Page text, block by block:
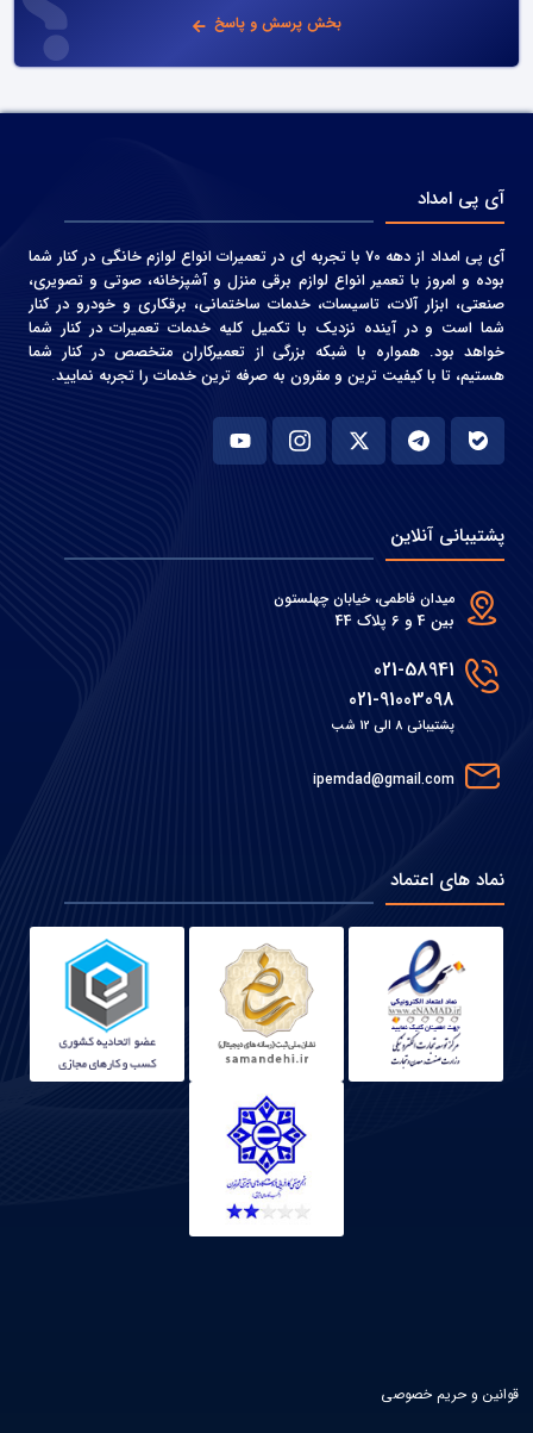
بخش پرسش و پاسخ
آی پی امداد
آی پی امداد از دهه 70 با تجربه ای در تعمیرات انواع لوازم خانگی در کنار شما
بوده و امروز با تعمیر انواع لوازم برقی منزل و آشپزخانه، صوتی و‌ تصویری،
صنعتی، ابزار آلات، تاسیسات، خدمات ساختمانی، برقکاری و خودرو در کنار
شما است و در آینده نزدیک با تکمیل کلیه خدمات تعمیرات در کنار شما
خواهد بود. همواره با شبکه بزرگی از تعمیرکاران متخصص در کنار شما
هستیم، تا با کیفیت ترین و مقرون به صرفه ترین خدمات را تجربه نمایید.
پشتیبانی آنلاین
میدان فاطمی، خیابان چهلستون
بین 4 و 6 پلاک 44
021-58941
021-91003098
پشتیبانی 8 الی 12 شب
ipemdad@gmail.com
نماد های اعتماد
قوانین و حریم خصوصی